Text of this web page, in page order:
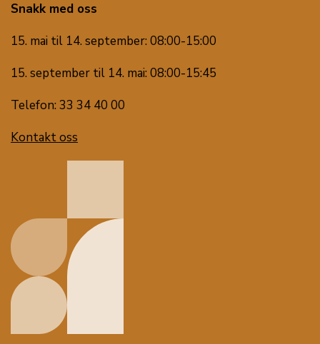
Snakk med oss
15. mai til 14. september: 08:00-15:00
15. september til 14. mai: 08:00-15:45
Telefon: 33 34 40 00
Kontakt oss